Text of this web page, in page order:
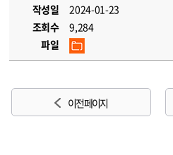
작성일
2024-01-23
조회수
9,284
파일
이전 페이지